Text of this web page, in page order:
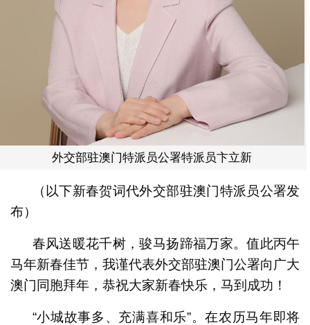
外交部驻澳门特派员公署特派员卞立新
（以下新春贺词代外交部驻澳门特派员公署发
布）
春风送暖花千树，骏马扬蹄福万家。值此丙午
马年新春佳节，我谨代表外交部驻澳门公署向广大
澳门同胞拜年，恭祝大家新春快乐，马到成功！
“小城故事多、充满喜和乐”。在农历马年即将